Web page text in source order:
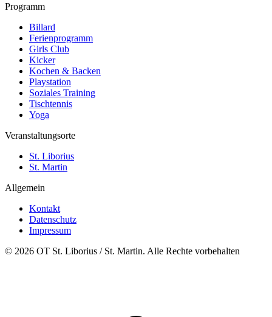
Programm
Billard
Ferienprogramm
Girls Club
Kicker
Kochen & Backen
Playstation
Soziales Training
Tischtennis
Yoga
Veranstaltungsorte
St. Liborius
St. Martin
Allgemein
Kontakt
Datenschutz
Impressum
© 2026 OT St. Liborius / St. Martin. Alle Rechte vorbehalten